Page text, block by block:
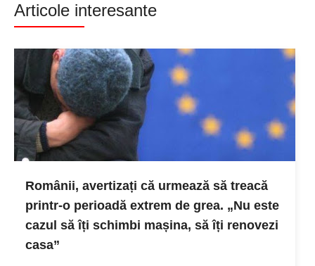
Articole interesante
Românii, avertizați că urmează să treacă
printr-o perioadă extrem de grea. „Nu este
cazul să îți schimbi mașina, să îți renovezi
casa”